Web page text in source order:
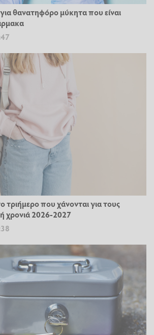
θανατηφόρο μύκητα που είναι
τριήμερο που χάνονται για τους
χρονιά 2026-2027